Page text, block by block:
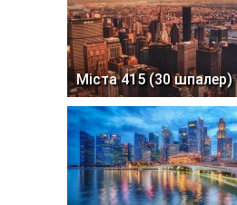
Міста 415 (30 шпалер)